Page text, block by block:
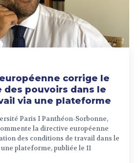
corrige le
pouvoirs dans le
via une plateforme
Paris I Panthéon-Sorbonne,
la directive européenne
des conditions de travail dans le
plateforme, publiée le 11